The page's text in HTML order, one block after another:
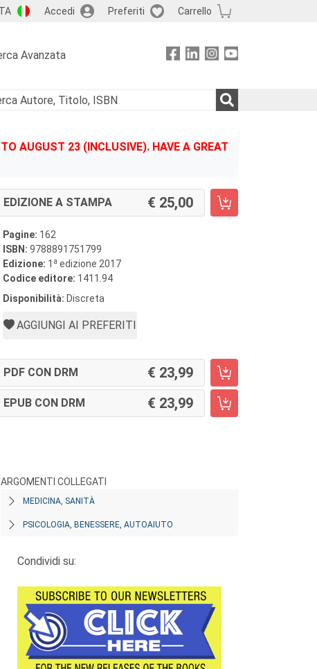
Accedi Preferiti Carrello
Avanzata
AUGUST 23 (INCLUSIVE). HAVE A GREAT
EDIZIONE A STAMPA 25,00
Pagine: 162
ISBN: 9788891751799
Edizione: 1 a edizione 2017
Codice editore: 1411.94
Disponibilità: Discreta
AGGIUNGI AI PREFERITI
PDF CON DRM 23,99
EPUB CON DRM 23,99
ARGOMENTI COLLEGATI
MEDICINA, SANITÀ
PSICOLOGIA, BENESSERE, AUTOAIUTO
Condividi su: